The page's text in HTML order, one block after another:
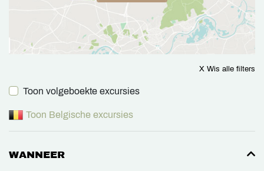
X Wis alle filters
Toon volgeboekte excursies
Toon Belgische excursies
WANNEER